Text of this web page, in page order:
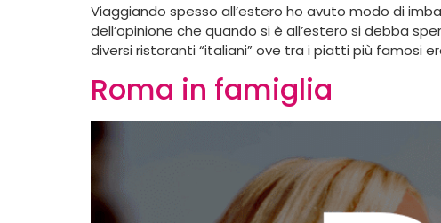
Viaggiando spesso all’estero ho avuto modo di
dell’opinione che quando si è all’estero si debba
diversi ristoranti “italiani” ove tra i piatti più famosi
Roma in famiglia